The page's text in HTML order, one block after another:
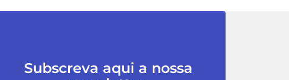
Subscreva aqui a nossa